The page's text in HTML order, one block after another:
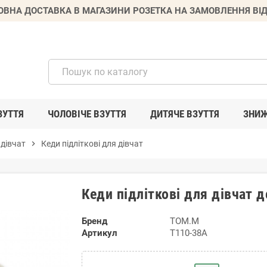
ДОСТАВКА В МАГАЗИНИ РОЗЕТКА НА ЗАМОВЛЕННЯ
ЧОЛОВІЧЕ ВЗУТТЯ ДИТЯЧЕ ВЗУТТЯ
chevron_right Кеди підліткові для дівчат
Кеди підліткові для дівчат
Бренд
TOM.M
Артикул
T110-38A